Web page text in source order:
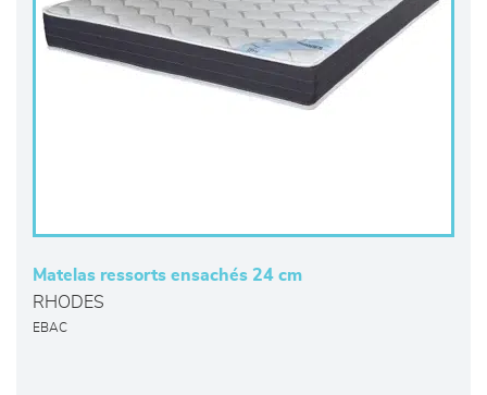
Matelas ressorts ensachés 24 cm
RHODES
EBAC